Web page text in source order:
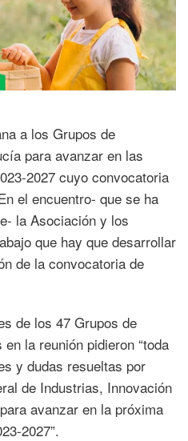
a los Grupos de
para avanzar en las
2027 cuyo convocatoria
el encuentro- que se ha
la Asociación y los
que hay que desarrollar
de la convocatoria de
de los 47 Grupos de
la reunión pidieron “toda
y dudas resueltas por
de Industrias, Innovación
avanzar en la próxima
2027”.